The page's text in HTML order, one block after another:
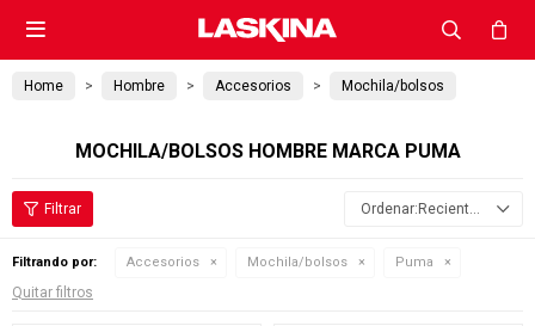

Home Hombre Accesorios Mochila/bolsos
MOCHILA/BOLSOS HOMBRE MARCA PUMA
Recientes
Filtrando por: Accesorios Mochila/bolsos Puma
Quitar filtros